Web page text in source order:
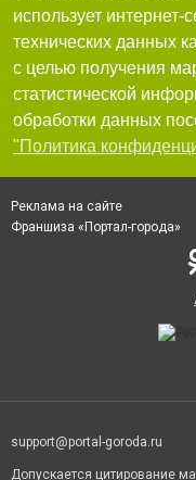
использует интернет-
технических данных
с целью получения
статистической
обработки данных
"Политика
Реклама на сайте
Франшиза «Портал-города»
support@portal-goroda.ru
Допускается цитирование